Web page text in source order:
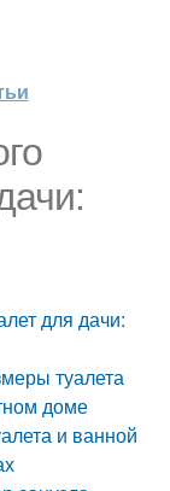
для дачи:
туалета
доме
и ванной